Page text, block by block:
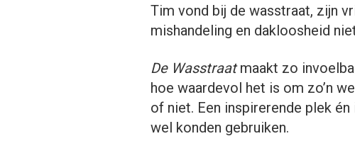
Tim vond bij de wasstraat, zijn
mishandeling en dakloosheid
De Wasstraatmaakt zo
hoe waardevol het is om zo’n
of niet. Een inspirerende plek
wel konden gebruiken.